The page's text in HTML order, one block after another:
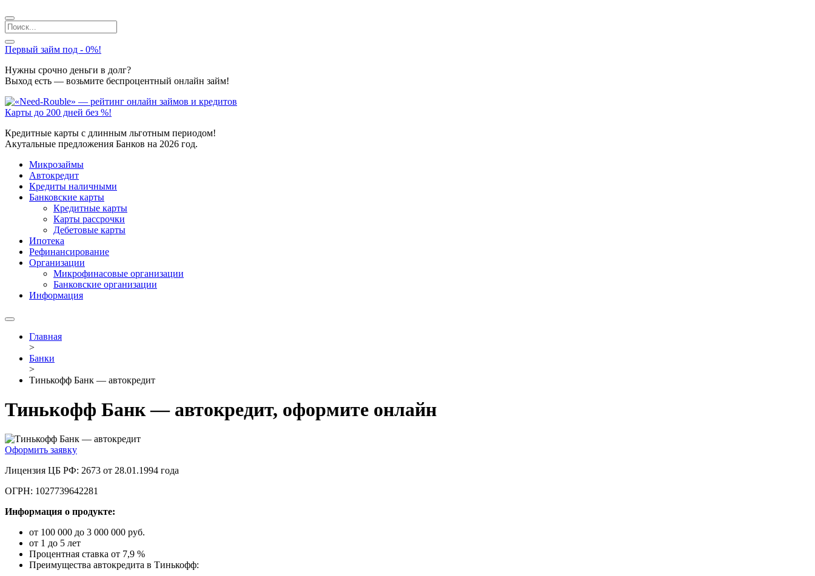
Первый займ под - 0%!
Нужны срочно деньги в долг?
Выход есть — возьмите беспроцентный онлайн займ!
Карты до 200 дней без %!
Кредитные карты с длинным льготным периодом!
Акутальные предложения Банков на 2026 год.
Микрозаймы
Автокредит
Кредиты наличными
Банковские карты
Кредитные карты
Карты рассрочки
Дебетовые карты
Ипотека
Рефинансирование
Организации
Микрофинасовые организации
Банковские организации
Информация
Главная
>
Банки
>
Тинькофф Банк — автокредит
Тинькофф Банк — автокредит, оформите онлайн
Оформить заявку
Лицензия ЦБ РФ: 2673 от 28.01.1994 года
ОГРН: 1027739642281
Информация о продукте:
от 100 000 до 3 000 000 руб.
от 1 до 5 лет
Процентная ставка от 7,9 %
Преимущества автокредита в Тинькофф: